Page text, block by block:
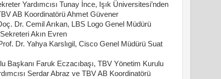
Yardımcısı Tunay İnce, Işık Üniversitesi’nden
AB Koordinatörü Ahmet Güvener
Dr. Cemil Arıkan, LBS Logo Genel Müdürü
Akın Evren
Dr. Yahya Karslıgil, Cisco Genel Müdürü Suat
Faruk Eczacıbaşı, TBV Yönetim Kurulu
Serdar Abraz ve TBV AB Koordinatörü